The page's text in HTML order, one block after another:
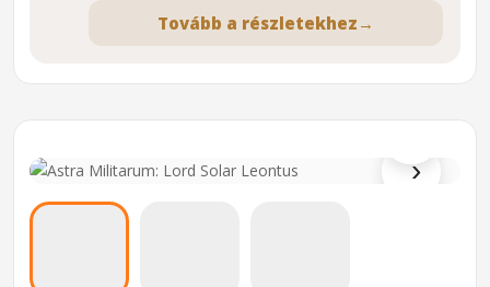
›
⌕
Tovább a részletekhez →